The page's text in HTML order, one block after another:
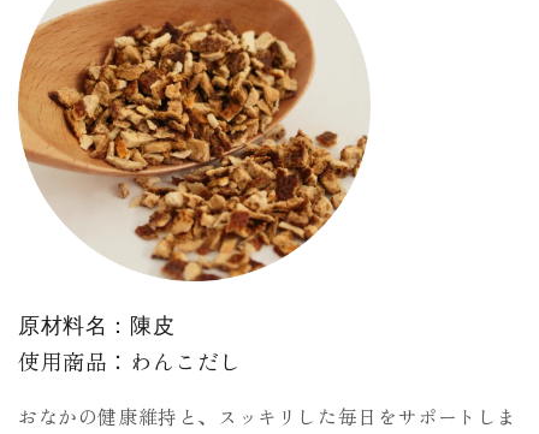
原材料名：陳皮
使用商品：わんこだし
おなかの健康維持と、スッキリした毎日をサポートしま